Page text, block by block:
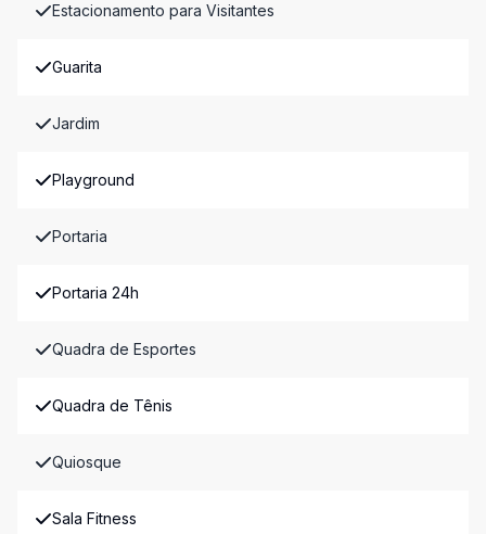
Estacionamento para Visitantes
Guarita
Jardim
Playground
Portaria
Portaria 24h
Quadra de Esportes
Quadra de Tênis
Quiosque
Sala Fitness